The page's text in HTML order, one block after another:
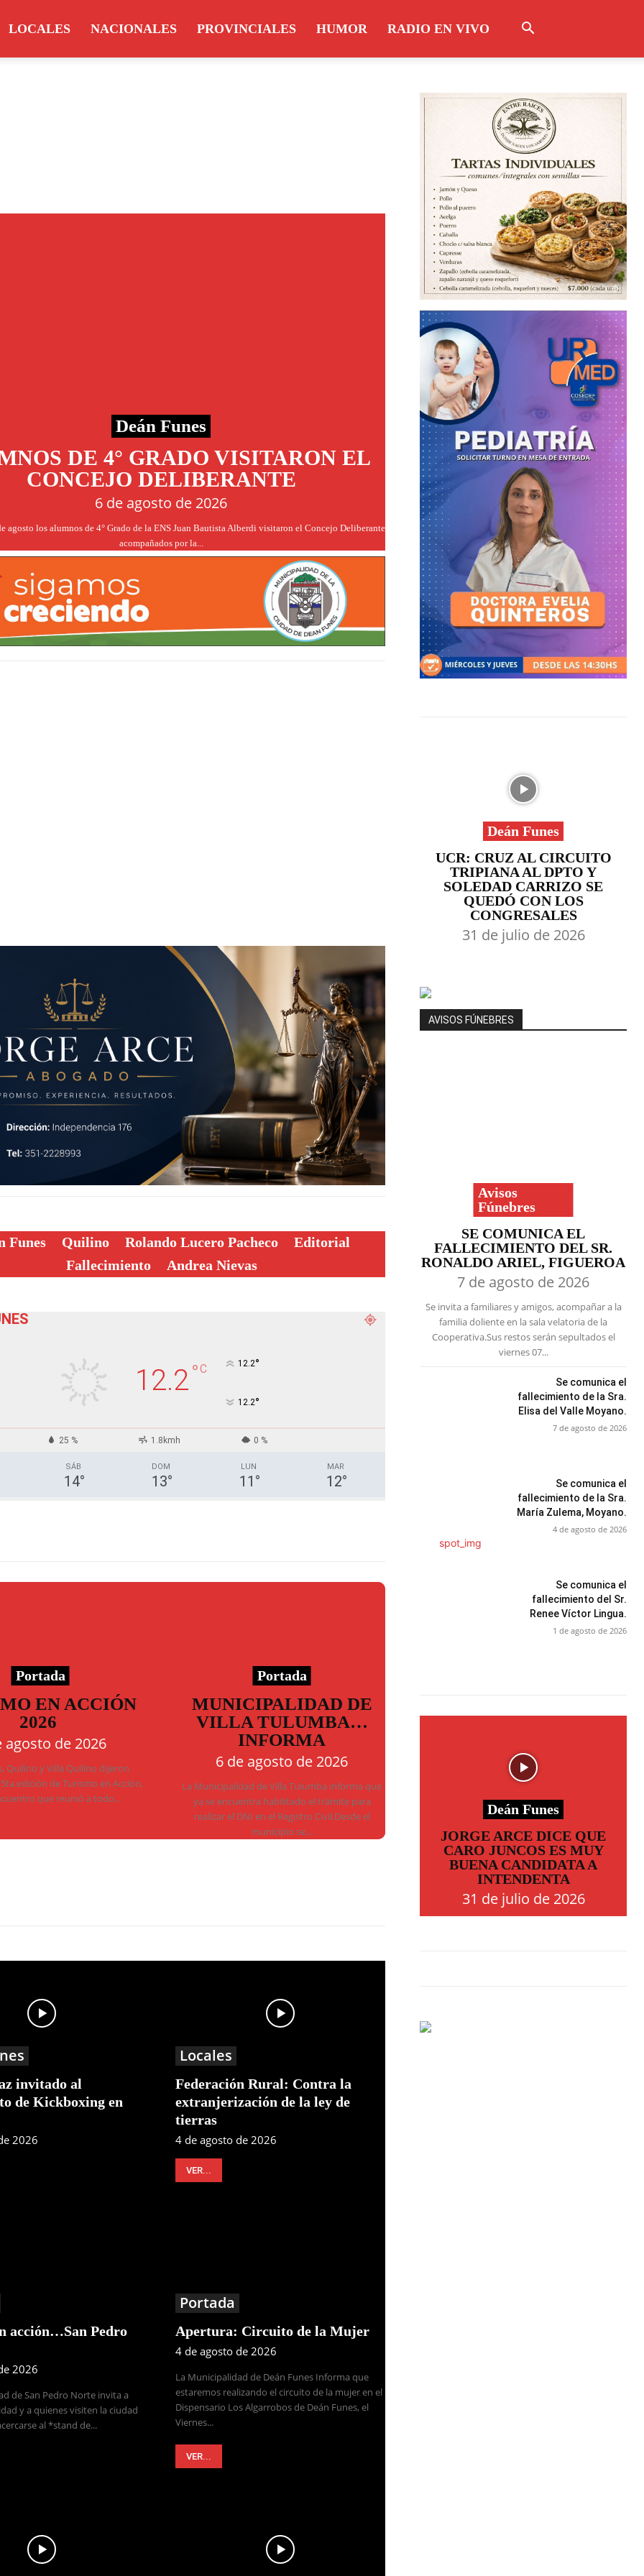
LOCALES NACIONALES PROVINCIALES HUMOR RADIO EN VIVO
Deán Funes
DE 4° GRADO VISITARON EL
CONCEJO DELIBERANTE
6 de agosto de 2026
agosto los alumnos de 4° Grado de la ENS Juan Bautista Alberdi visitaron el Concejo Deliberante
acompañados por la...
Funes Quilino Rolando Lucero Pacheco
Editorial
Fallecimiento
Andrea Nievas
12.2°C 12.2°
12.2°
25 % 1.8kmh 0 %
SÁB
14°
DOM
13°
LUN
11 °
MAR
12°
Portada
EN ACCIÓN
2026
agosto de 2026
Quilino y Villa Quilino dijeron
edición de Turismo en Acción,
que reunió a todo...
Portada
MUNICIPALIDAD DE
VILLA TULUMBA…
INFORMA
6 de agosto de 2026
La Municipalidad de Villa Tulumba informa que
ya se encuentra habilitado el trámite para
realizar el DNI en el Registro Civil.Desde el
municipio se...
invitado al
de Kickboxing en
2026
Locales
Federación Rural: Contra la
extranjerización de la ley de
tierras
4 de agosto de 2026
VER...
acción…San Pedro
2026
de San Pedro Norte invita a
y a quienes visiten la ciudad
al *stand de...
Portada
Apertura: Circuito de la Mujer
4 de agosto de 2026
La Municipalidad de Deán Funes Informa que
estaremos realizando el circuito de la mujer en el
Dispensario Los Algarrobos de Deán Funes, el
Viernes...
VER...
Deán Funes
UCR: CRUZ AL CIRCUITO
TRIPIANA AL DPTO Y
SOLEDAD CARRIZO SE
QUEDÓ CON LOS
CONGRESALES
31 de julio de 2026
AVISOS FÚNEBRES
Avisos
Fúnebres
SE COMUNICA EL
FALLECIMIENTO DEL SR.
RONALDO ARIEL, FIGUEROA
7 de agosto de 2026
Se invita a familiares y amigos, acompañar a la
familia doliente en la sala velatoria de la
Cooperativa.Sus restos serán sepultados el
viernes 07...
Se comunica el
fallecimiento de la Sra.
Elisa del Valle Moyano.
7 de agosto de 2026
Se comunica el
fallecimiento de la Sra.
María Zulema, Moyano.
4 de agosto de 2026
Se comunica el
fallecimiento del Sr.
Renee Víctor Lingua.
1 de agosto de 2026
Deán Funes
JORGE ARCE DICE QUE
CARO JUNCOS ES MUY
BUENA CANDIDATA A
INTENDENTA
31 de julio de 2026